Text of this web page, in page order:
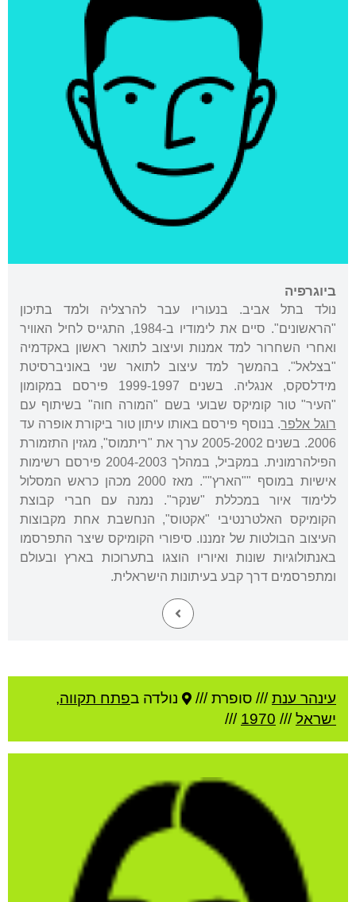
ביוגרפיה
נולד בתל אביב. בנעוריו עבר להרצליה ולמד בתיכון
"הראשונים". סיים את לימודיו ב-1984, התגייס לחיל האוויר
ואחרי השחרור למד אמנות ועיצוב לתואר ראשון באקדמיה
"בצלאל". בהמשך למד עיצוב לתואר שני באוניברסיטת
מידלסקס, אנגליה. בשנים 1999-1997 פירסם במקומון
"העיר" טור קומיקס שבועי בשם "המורה חוה" בשיתוף עם
רוגל אלפר. בנוסף פירסם באותו עיתון טור ביקורת אופרה עד
2006. בשנים 2005-2002 ערך את "ריתמוס", מגזין התזמורת
הפילהרמונית. במקביל, במהלך 2004-2003 פירסם רשימות
אישיות במוסף ""הארץ"". מאז 2000 מכהן כראש המסלול
ללימוד איור במכללת "שנקר". נמנה עם חברי קבוצת
הקומיקס האלטרנטיבי "אקטוס", הנחשבת אחת מקבוצות
העיצוב הבולטות של זמננו. סיפורי הקומיקס שיצר התפרסמו
באנתולוגיות שונות ואיוריו הוצגו בתערוכות בארץ ובעולם
ומתפרסמים דרך קבע בעיתונות הישראלית.
עינהר ענת/// סופרת /// נולדה בפתח תקווה,
ישראל///
1970
///